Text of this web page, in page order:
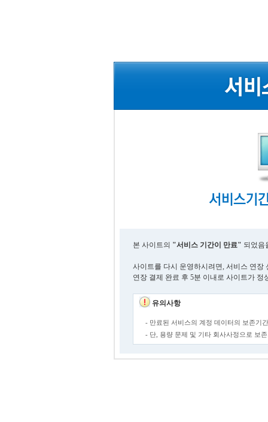
본 사이트의 "서비스 기간이 만료" 되었음
사이트를 다시 운영하시려면, 서비스 연장
연장 결제 완료 후 5분 이내로 사이트가 정
유의사항
- 만료된 서비스의 계정 데이터의 보존기
- 단, 용량 문제 및 기타 회사사정으로 보